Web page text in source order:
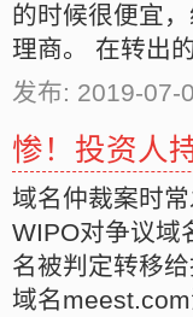
的时候很便宜
理商。 在转出
发布: 2019-
惨！投资人
域名仲裁案时
WIPO对争议域
名被判定转移给
域名